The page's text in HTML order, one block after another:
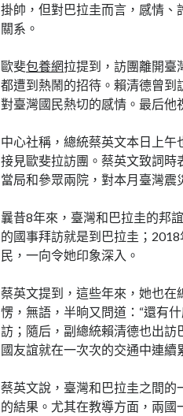
掛帥，但對巴拉圭而言，感情
關系。
歐斐包養網拉提到，訪團離開臺
都遭到熱鬧的招待。賴清德曾
對臺灣國民熱切的感情。最后他
中心社稱，總統蔡英文本日上午
接見歐斐拉訪團。蔡英文致詞
當局和參眾兩院，對本月臺灣震
曩昔8年來，臺灣和巴拉圭的邦
的國事拜訪就是到巴拉圭；
民，一向令她印象深入。
蔡英文提到，這些年來，她也
愣，無語，半晌又問道：“還有
訪；隨后，副總統賴清德也出
國友誼就在一次次的交通中連續
蔡英文說，臺灣和巴拉圭之間
的結果。尤其在教導方面，兩國